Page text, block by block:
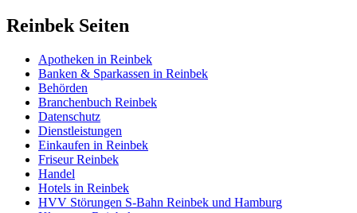
Reinbek Seiten
Apotheken in Reinbek
Banken & Sparkassen in Reinbek
Behörden
Branchenbuch Reinbek
Datenschutz
Dienstleistungen
Einkaufen in Reinbek
Friseur Reinbek
Handel
Hotels in Reinbek
HVV Störungen S-Bahn Reinbek und Hamburg